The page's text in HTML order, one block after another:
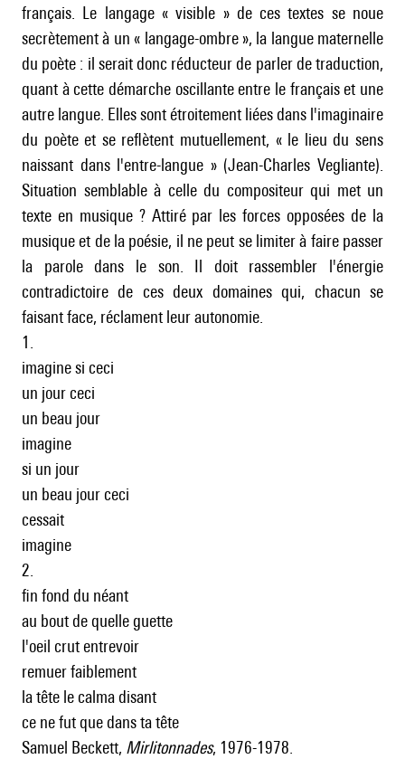
français. Le langage « visible » de ces textes se noue
secrètement à un « langage-ombre », la langue maternelle
du poète : il serait donc réducteur de parler de traduction,
quant à cette démarche oscillante entre le français et une
autre langue. Elles sont étroitement liées dans l'imaginaire
du poète et se reflètent mutuellement, « le lieu du sens
naissant dans l'entre-langue » (Jean-Charles Vegliante).
Situation semblable à celle du compositeur qui met un
texte en musique ? Attiré par les forces opposées de la
musique et de la poésie, il ne peut se limiter à faire passer
la parole dans le son. Il doit rassembler l'énergie
contradictoire de ces deux domaines qui, chacun se
faisant face, réclament leur autonomie.
1.
imagine si ceci
un jour ceci
un beau jour
imagine
si un jour
un beau jour ceci
cessait
imagine
2.
fin fond du néant
au bout de quelle guette
l'oeil crut entrevoir
remuer faiblement
la tête le calma disant
ce ne fut que dans ta tête
Samuel Beckett, Mirlitonnades, 1976-1978.